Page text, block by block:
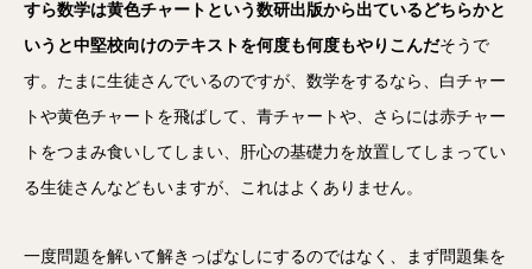
すら数学は黄色チャートという数研出版から出ているどちらかと
いうと中堅校向けのテキストを何度も何度もやりこんだそうで
す。たまに生徒さんでいるのですが、数学をするなら、白チャー
トや黄色チャートを飛ばして、青チャートや、さらには赤チャー
トをつまみ食いしてしまい、肝心の基礎力を放置してしまってい
る生徒さんなどもいますが、これはよくありません。
一度問題を解いて解きっぱなしにするのではなく、まず問題集を